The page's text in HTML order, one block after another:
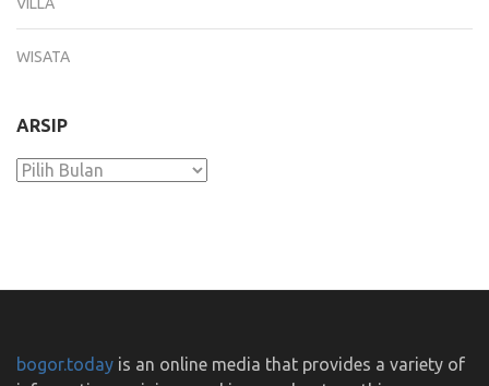
VILLA
WISATA
ARSIP
Arsip
bogor.today is an online media that provides a variety of